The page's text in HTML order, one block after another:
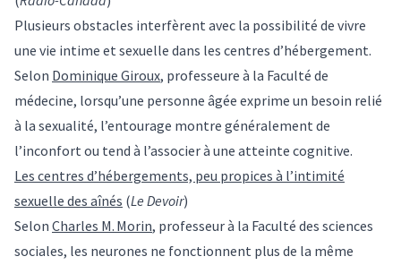
Plusieurs obstacles interfèrent avec la possibilité de vivre
une vie intime et sexuelle dans les centres d’hébergement.
Selon Dominique Giroux, professeure à la Faculté de
médecine, lorsqu’une personne âgée exprime un besoin relié
à la sexualité, l’entourage montre généralement de
l’inconfort ou tend à l’associer à une atteinte cognitive.
Les centres d’hébergements, peu propices à l’intimité
sexuelle des aînés (Le Devoir)
Selon Charles M. Morin, professeur à la Faculté des sciences
sociales, les neurones ne fonctionnent plus de la même